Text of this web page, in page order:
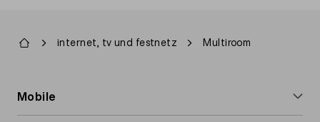
Pfadnavigation
internet, tv und festnetz Multiroom
Footer
navigation
Mobile